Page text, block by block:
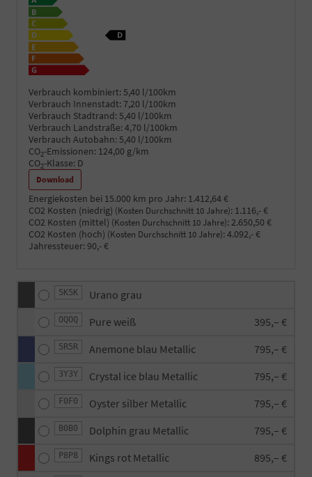
Verbrauch kombiniert: 5,40 l/100km
Verbrauch Innenstadt: 7,20 l/100km
Verbrauch Stadtrand: 5,40 l/100km
Verbrauch Landstraße: 4,70 l/100km
Verbrauch Autobahn: 5,40 l/100km
CO2-Emissionen: 124,00 g/km
CO2-Klasse: D
Download
Energiekosten bei 15.000 km pro Jahr: 1.412,64 €
CO2 Kosten (niedrig) (Kosten Durchschnitt 10 Jahre): 1.116,- €
CO2 Kosten (mittel) (Kosten Durchschnitt 10 Jahre): 2.650,50 €
CO2 Kosten (hoch) (Kosten Durchschnitt 10 Jahre): 4.092,- €
Jahressteuer: 90,- €
5K5K Urano grau
OQOQ Pure weiß 395,– €
5R5R Anemone blau Metallic 795,– €
3Y3Y Crystal ice blau Metallic 795,– €
F0F0 Oyster silber Metallic 795,– €
B0B0 Dolphin grau Metallic 795,– €
P8P8 Kings rot Metallic 895,– €